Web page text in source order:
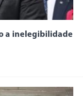
a inelegibilidade